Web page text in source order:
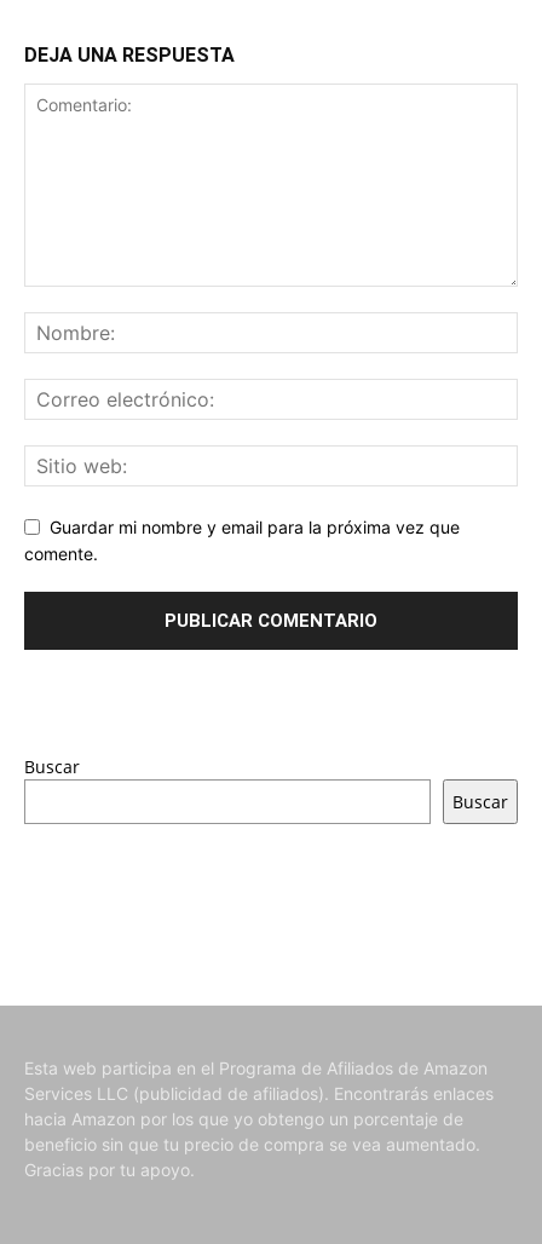
DEJA UNA RESPUESTA
Guardar mi nombre y email para la próxima vez que
comente.
Buscar
Buscar
Esta web participa en el Programa de Afiliados de Amazon
Services LLC (publicidad de afiliados). Encontrarás enlaces
hacia Amazon por los que yo obtengo un porcentaje de
beneficio sin que tu precio de compra se vea aumentado.
Gracias por tu apoyo.